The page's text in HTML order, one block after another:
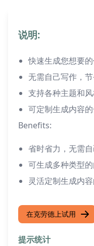
说明:
快速生成您想要
无需自己写作，
支持各种主题和
可定制生成内容
Benefits:
省时省力，无需
可生成多种类型
灵活定制生成内
在克劳德上试用
提示统计